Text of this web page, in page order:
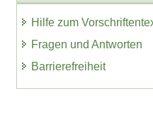
Hilfe zum
Fragen und Antworten
Barrierefreiheit